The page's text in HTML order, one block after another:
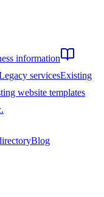
information
servicesExisting
website templates
Blog